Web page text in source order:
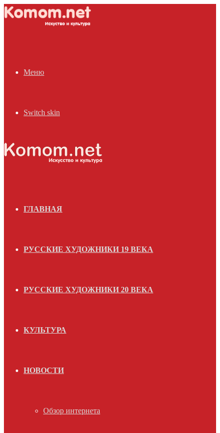
Меню
Switch skin
ГЛАВНАЯ
РУССКИЕ ХУДОЖНИКИ 19 ВЕКА
РУССКИЕ ХУДОЖНИКИ 20 ВЕКА
КУЛЬТУРА
НОВОСТИ
Обзор интернета